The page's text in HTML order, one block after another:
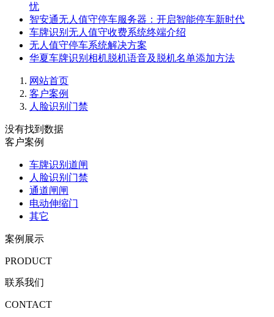
忧
智安通无人值守停车服务器：开启智能停车新时代
车牌识别无人值守收费系统终端介绍
无人值守停车系统解决方案
华夏车牌识别相机脱机语音及脱机名单添加方法
网站首页
客户案例
人脸识别门禁
没有找到数据
客户案例
车牌识别道闸
人脸识别门禁
通道闸闸
电动伸缩门
其它
案例展示
PRODUCT
联系我们
CONTACT